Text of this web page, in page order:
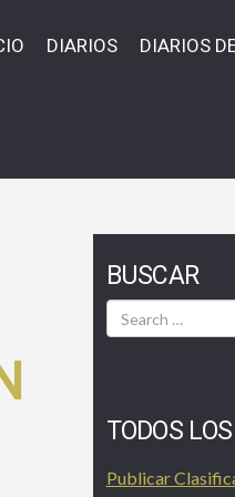
DIARIOS DIARIOS
BUSCAR
TODOS
Publicar